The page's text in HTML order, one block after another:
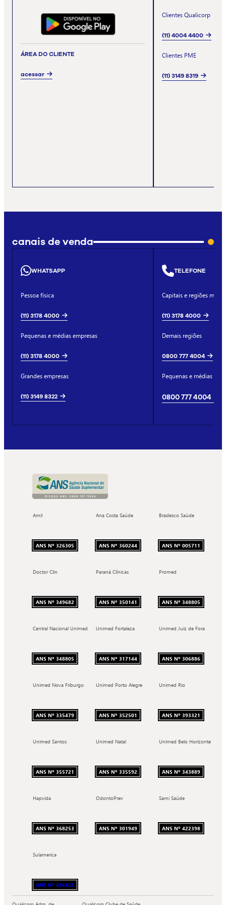
ÁREA DO CLIENTE
acessar
Clientes Qualicorp
(11) 4004 4400
Clientes PME
(11) 3149 8319
canais de venda
WHATSAPP
Pessoa física
(11) 3178 4000
Pequenas e médias empresas
(11) 3178 4000
Grandes empresas
(11) 3149 8322
TELEFONE
Capitais e regiões
(11) 3178 4000
Demais regiões
0800 777 4004
Pequenas e médias
0800 777 4004
Amil
ANS Nº 326305
Ana Costa Saúde
ANS Nº 360244
Bradesco Saúde
ANS Nº 005711
Doctor Clin
ANS Nº 349682
Paraná Clínicas
ANS Nº 350141
Promed
ANS Nº 348805
Central Nacional Unimed
ANS Nº 348805
Unimed Fortaleza
ANS Nº 317144
Unimed Juiz de Fora
ANS Nº 306886
Unimed Nova Friburgo
ANS Nº 335479
Unimed Porto Alegre
ANS Nº 352501
Unimed Rio
ANS Nº 393321
Unimed Santos
ANS Nº 355721
Unimed Natal
ANS Nº 335592
Unimed Belo Horizonte
ANS Nº 343889
Hapvida
ANS Nº 368253
OdontoPrev
ANS Nº 301949
Sami Saúde
ANS Nº 422398
Sulamerica
ANS Nº 416428